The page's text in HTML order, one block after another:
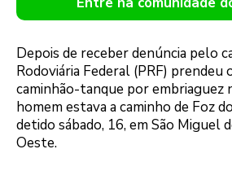
Depois de receber denúncia pelo
Rodoviária Federal (PRF)
caminhão-tanque por embriaguez
homem estava a caminho de Foz
detido sábado, 16, em São Miguel
Oeste.